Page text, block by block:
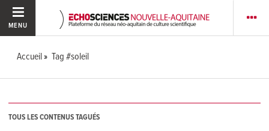
MENU
Accueil Tag #soleil
TOUS LES CONTENUS TAGUÉS